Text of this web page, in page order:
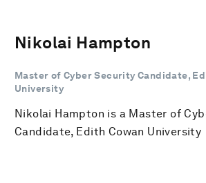
Nikolai Hampton
Master of Cyber Security Candidate,
University
Nikolai Hampton is a Master of
Candidate, Edith Cowan University